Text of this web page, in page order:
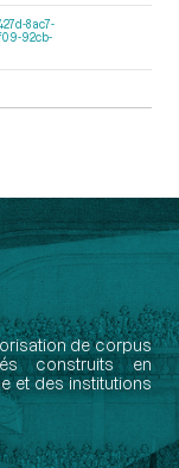
8ac7-
92cb-
de corpus
construits en
et des institutions